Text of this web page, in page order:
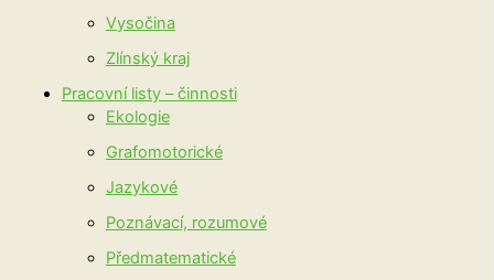
Vysočina
Zlínský kraj
Pracovní listy – činnosti
Ekologie
Grafomotorické
Jazykové
Poznávací, rozumové
Předmatematické